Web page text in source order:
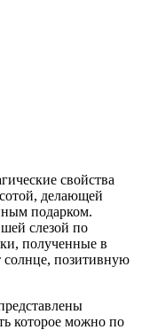
свойства
делающей
подарком.
слезой по
полученные в
позитивную
которое можно по